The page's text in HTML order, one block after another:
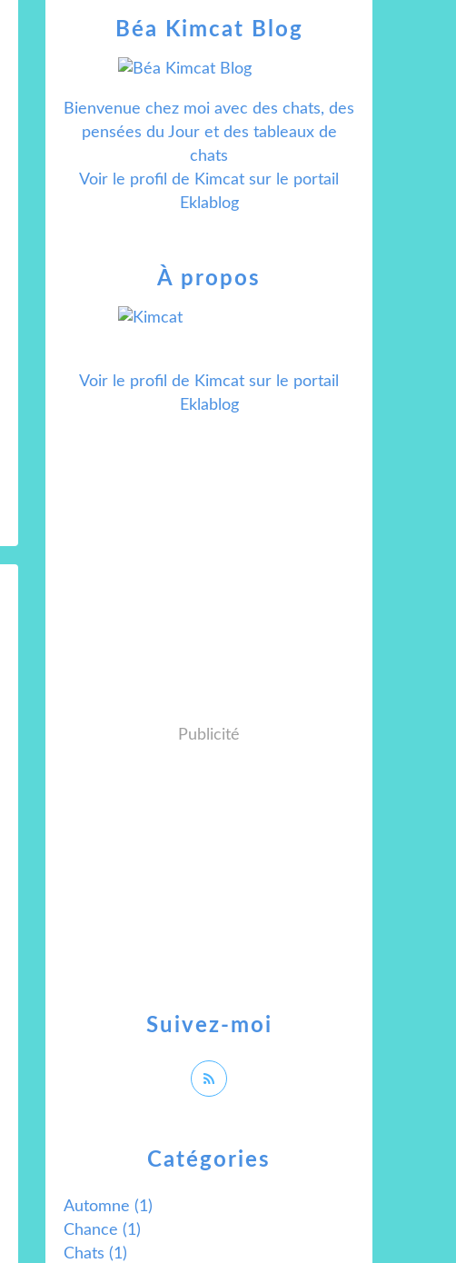
Catégories
Automne (1)
Chance (1)
Chats (1)
Béa Kimcat Blog
Bienvenue chez moi avec des chats, des
pensées du Jour et des tableaux de
chats
Voir le profil de Kimcat sur le portail
Eklablog
Suivez-moi
À propos
Voir le profil de Kimcat sur le portail
Eklablog
Publicité